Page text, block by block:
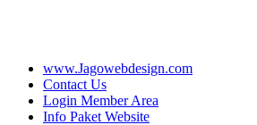
www.Jagowebdesign.com
Contact Us
Login Member Area
Info Paket Website